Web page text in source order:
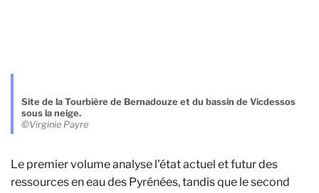
Site de la Tourbière de Bernadouze et du bassin de Vicdessos
sous la neige.
©Virginie Payre
Le premier volume analyse l'état actuel et futur des
ressources en eau des Pyrénées, tandis que le second